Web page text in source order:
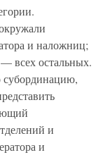
и наложниц;
всех остальных.
субординацию,
и
и